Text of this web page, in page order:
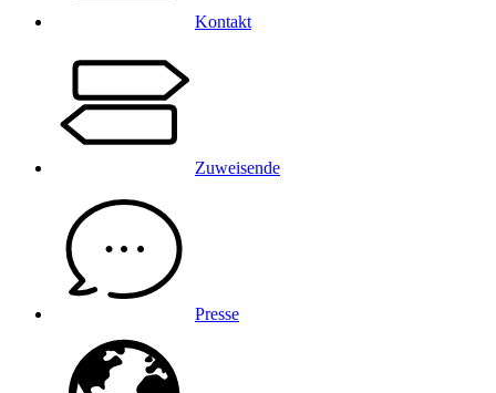
Kontakt
Zuweisende
Presse